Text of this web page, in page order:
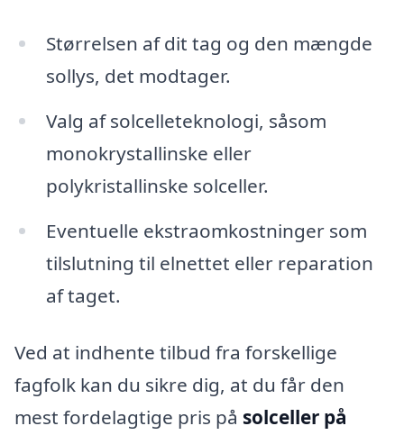
Størrelsen af dit tag og den mængde
sollys, det modtager.
Valg af solcelleteknologi, såsom
monokrystallinske eller
polykristallinske solceller.
Eventuelle ekstraomkostninger som
tilslutning til elnettet eller reparation
af taget.
Ved at indhente tilbud fra forskellige
fagfolk kan du sikre dig, at du får den
mest fordelagtige pris på solceller på